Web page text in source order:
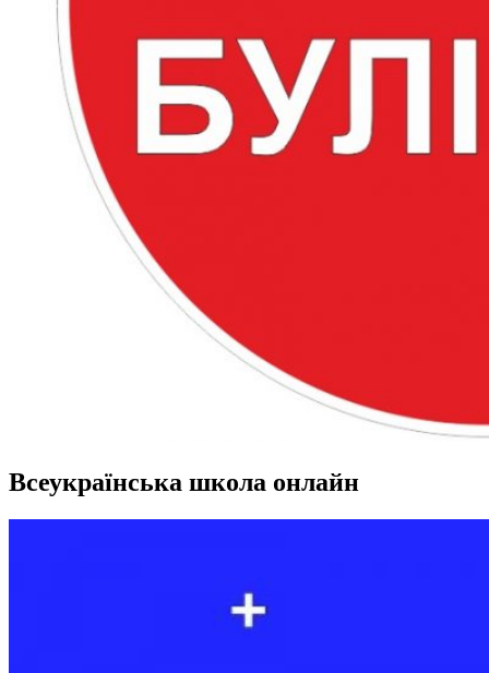
Всеукраїнська школа онлайн